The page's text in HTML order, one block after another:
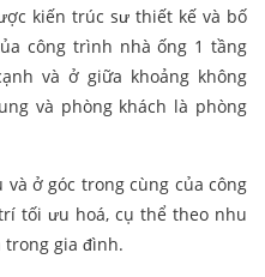
kiến trúc sư thiết kế và bố
công trình nhà ống 1 tầng
và ở giữa khoảng không
và phòng khách là phòng
ở góc trong cùng của công
tối ưu hoá, cụ thể theo nhu
trong gia đình.